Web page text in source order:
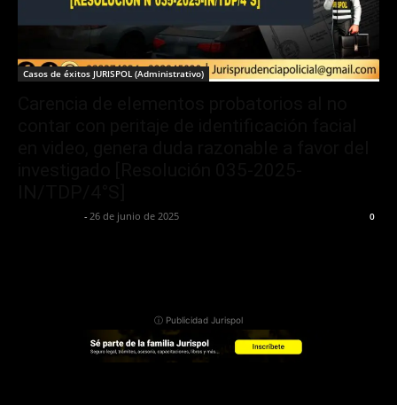
Casos de éxitos JURISPOL (Administrativo)
- 26 de junio de 2025 0
ⓘ Publicidad Jurispol